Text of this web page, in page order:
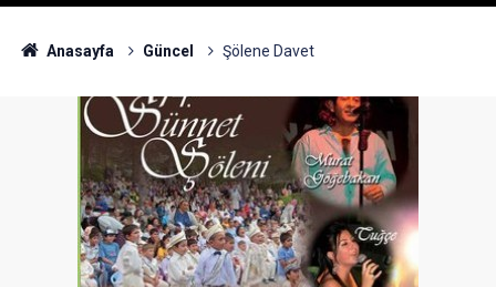
Anasayfa Güncel Şölene Davet